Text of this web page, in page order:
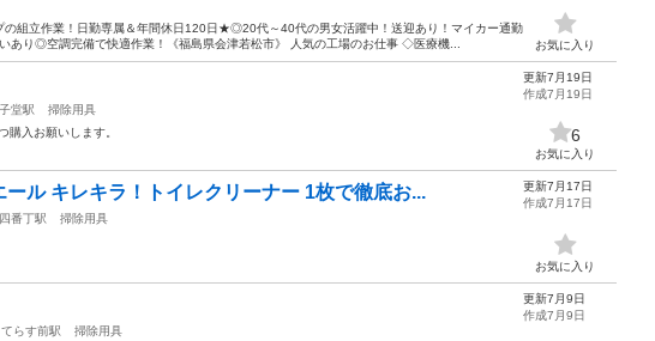
の組立作業！日勤専属＆年間休日120日★◎20代～40代の男女活躍中！送迎あり！マイカー通勤
り◎空調完備で快適作業！《福島県会津若松市》 人気の工場のお仕事 ◇医療機...
お気に入り
堂駅
掃除用具
購入お願いします。
更新7月19日
作成7月19日
6
お気に入り
ール キレキラ！トイレクリーナー 1枚で徹底お...
番丁駅
掃除用具
更新7月17日
作成7月17日
お気に入り
らす前駅
掃除用具
更新7月9日
作成7月9日